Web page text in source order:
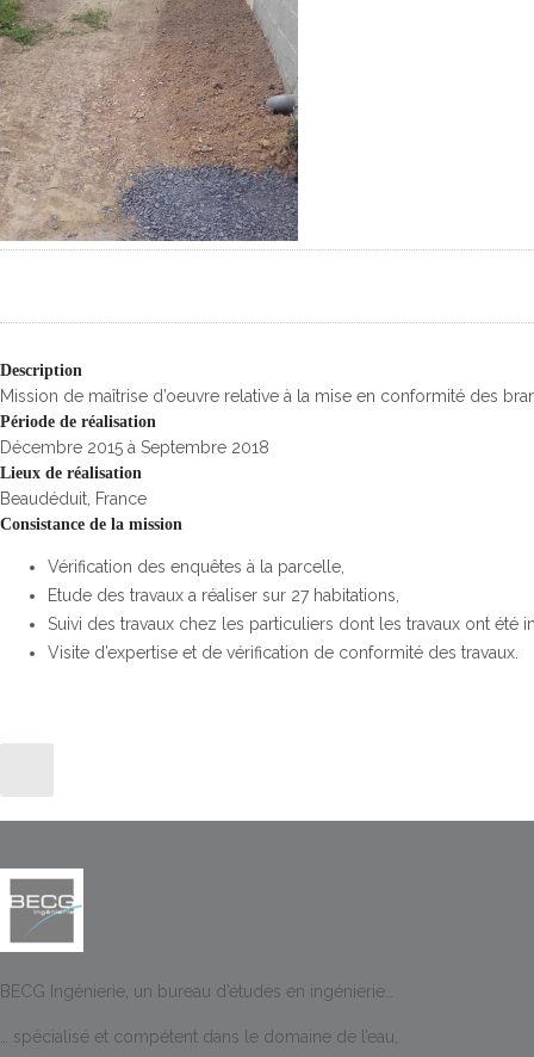
Description
Mission de maîtrise d’oeuvre relative à la mise en conformité des
Période de réalisation
Décembre 2015 à Septembre 2018
Lieux de réalisation
Beaudéduit, France
Consistance de la mission
Vérification des enquêtes à la parcelle,
Etude des travaux a réaliser sur 27 habitations,
Suivi des travaux chez les particuliers dont les travaux ont
Visite d’expertise et de vérification de conformité des travaux.
BECG Ingénierie, un bureau d’études en ingénierie…
… spécialisé et compétent dans le domaine de l’eau,